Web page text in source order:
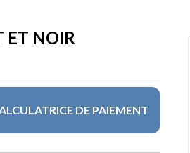
ET NOIR
DE PAIEMENT